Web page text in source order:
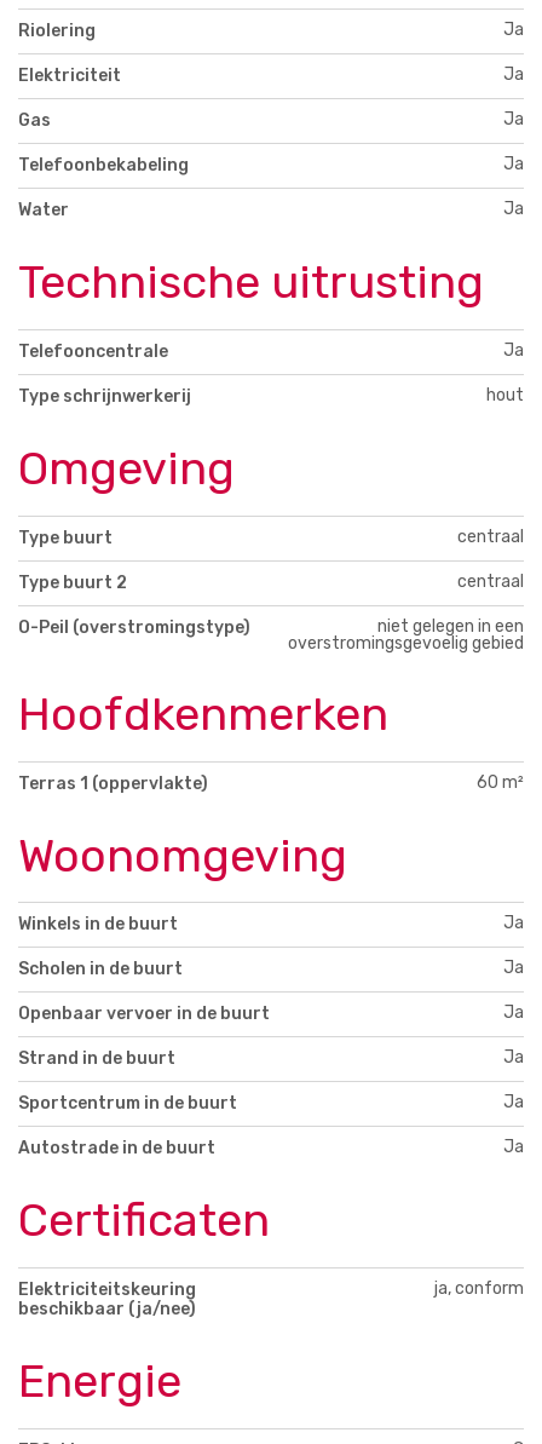
Riolering Ja
Elektriciteit Ja
Gas Ja
Telefoonbekabeling Ja
Water Ja
Technische uitrusting
Telefooncentrale Ja
Type schrijnwerkerij hout
Omgeving
Type buurt centraal
Type buurt 2 centraal
O-Peil (overstromingstype)
niet gelegen in een
overstromingsgevoelig gebied
Hoofdkenmerken
Terras 1 (oppervlakte) 60 m²
Woonomgeving
Winkels in de buurt Ja
Scholen in de buurt Ja
Openbaar vervoer in de buurt Ja
Strand in de buurt Ja
Sportcentrum in de buurt Ja
Autostrade in de buurt Ja
Certificaten
Elektriciteitskeuring
beschikbaar (ja/nee)
ja, conform
Energie